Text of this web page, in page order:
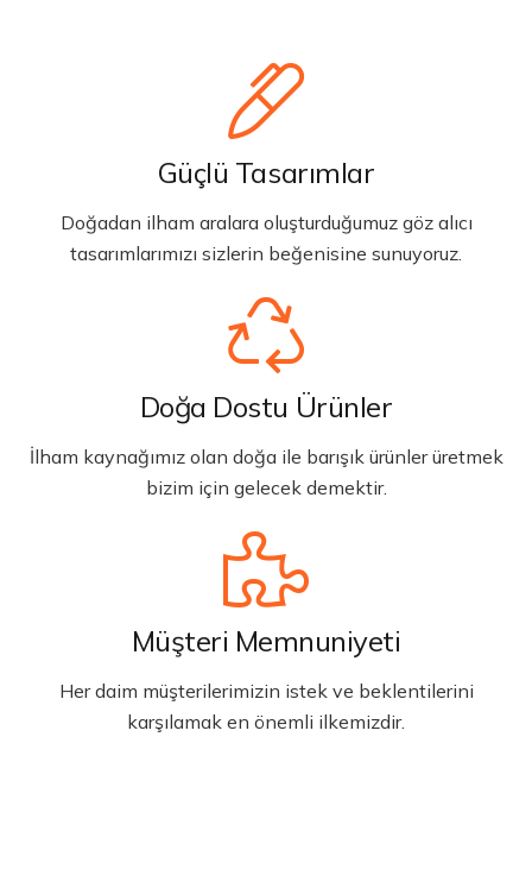
Güçlü Tasarımlar
Doğadan ilham aralara oluşturduğumuz göz alıcı
tasarımlarımızı sizlerin beğenisine sunuyoruz.
Doğa Dostu Ürünler
İlham kaynağımız olan doğa ile barışık ürünler üretmek
bizim için gelecek demektir.
Müşteri Memnuniyeti
Her daim müşterilerimizin istek ve beklentilerini
karşılamak en önemli ilkemizdir.